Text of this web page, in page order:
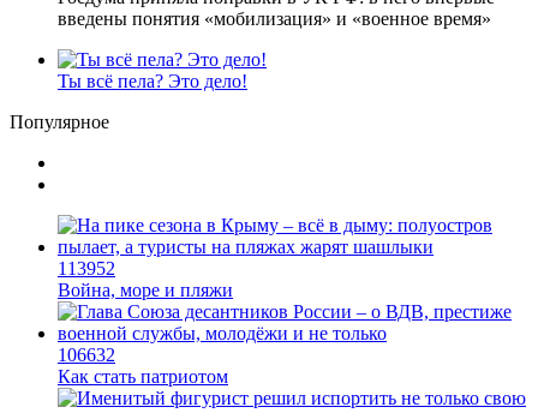
законопроект об уголовной ответственности за
получение паспорта РФ
введены понятия «мобилизация» и «военное время»
Ты всё пела? Это дело!
Популярное